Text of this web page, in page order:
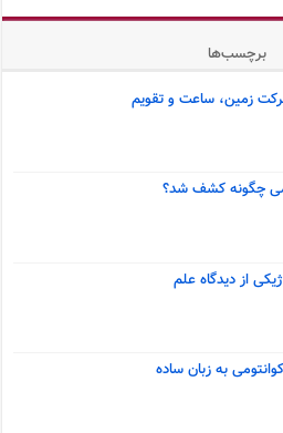
برچسب‌ها
زمین، ساعت و تقویم
چگونه کشف شد؟
از دیدگاه علم
به زبان ساده